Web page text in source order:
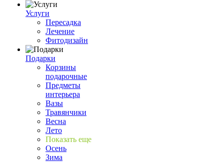
Услуги
Пересадка
Лечение
Фитодизайн
Подарки
Корзины
подарочные
Предметы
интерьера
Вазы
Травянчики
Весна
Лето
Показать еще
Осень
Зима